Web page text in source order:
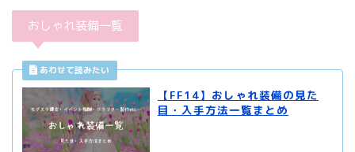
おしゃれ装備一覧
【FF14】おしゃれ装備の見た
目・入手方法一覧まとめ